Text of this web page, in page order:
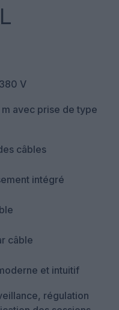
V
avec prise de type
câbles
intégré
câble
et intuitif
régulation